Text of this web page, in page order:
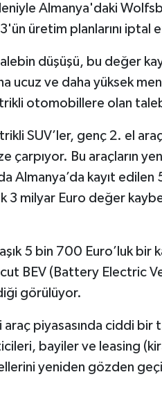
Almanya'daki
üretim planlarını iptal
düşüşü, bu değer
ucuz ve daha yüksek
otomobillere olan
SUV’ler, genç 2. el
Bu araçların
Almanya’da kayıt
3 milyar Euro değer
5 bin 700 Euro’luk bir
BEV (Battery Electric
görülüyor.
araç piyasasında ciddi bir
bayiler ve leasing
yeniden gözden